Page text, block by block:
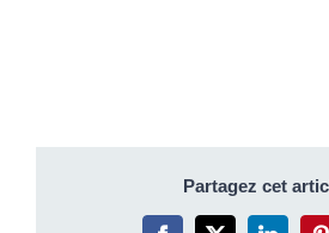
Partagez cet